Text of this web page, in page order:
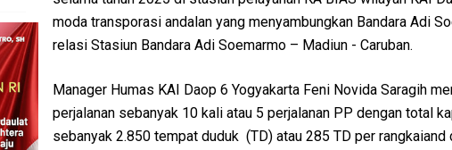
moda transporasi andalan yang menyambungkan Bandara Adi
relasi Stasiun Bandara Adi Soemarmo – Madiun - Caruban.
Manager Humas KAI Daop 6 Yogyakarta Feni Novida Saragih
perjalanan sebanyak 10 kali atau 5 perjalanan PP dengan total
sebanyak 2.850 tempat duduk (TD) atau 285 TD per